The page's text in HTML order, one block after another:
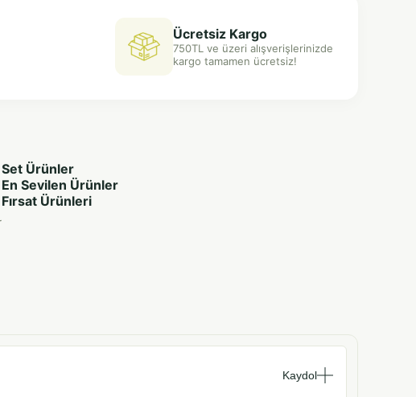
Ücretsiz Kargo
750TL ve üzeri alışverişlerinizde
kargo tamamen ücretsiz!
Set Ürünler
En Sevilen Ürünler
Fırsat Ürünleri
Kaydol